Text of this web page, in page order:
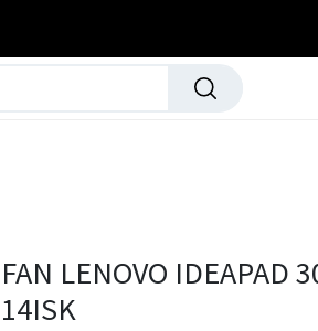
FAN LENOVO IDEAPAD
14ISK